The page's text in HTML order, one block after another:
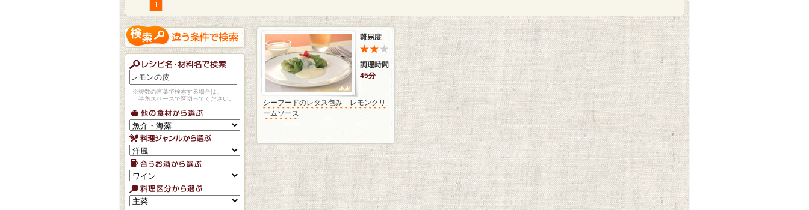
1
※複数の言葉で検索する場合は、
半角スペースで区切ってください。
45分
シーフードのレタス包み レモンクリ
ームソース